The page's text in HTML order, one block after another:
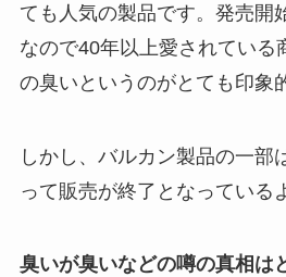
【高学年
流行り・
sg配合顆
ても人気の製品です。発売開
なので40年以上愛されている
の臭いというのがとても印象
しかし、バルカン製品の一部
って販売が終了となっている
臭いが臭いなどの噂の真相は